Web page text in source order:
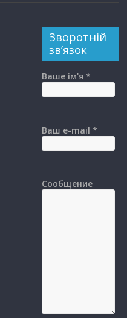
Зворотній
зв’язок
Ваше ім'я *
Ваш e-mail *
Сообщение